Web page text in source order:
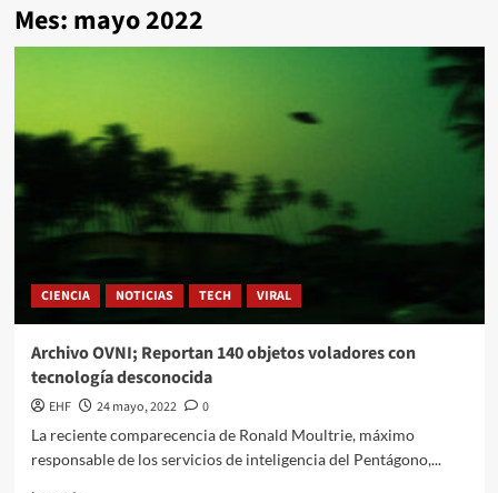
Mes: mayo 2022
CIENCIA NOTICIAS TECH VIRAL
Archivo OVNI; Reportan 140 objetos voladores con
tecnología desconocida
EHF 24 mayo, 2022
0
La reciente comparecencia de Ronald Moultrie, máximo
responsable de los servicios de inteligencia del Pentágono,...